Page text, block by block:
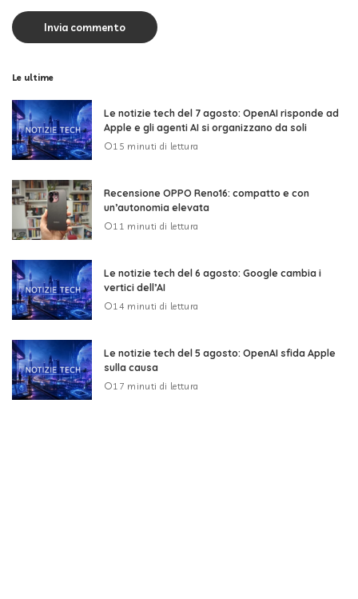
Le ultime
Le notizie tech del 7 agosto: OpenAI risponde ad
Apple e gli agenti AI si organizzano da soli
15 minuti di lettura
Recensione OPPO Reno16: compatto e con
un’autonomia elevata
11 minuti di lettura
Le notizie tech del 6 agosto: Google cambia i
vertici dell’AI
14 minuti di lettura
Le notizie tech del 5 agosto: OpenAI sfida Apple
sulla causa
17 minuti di lettura